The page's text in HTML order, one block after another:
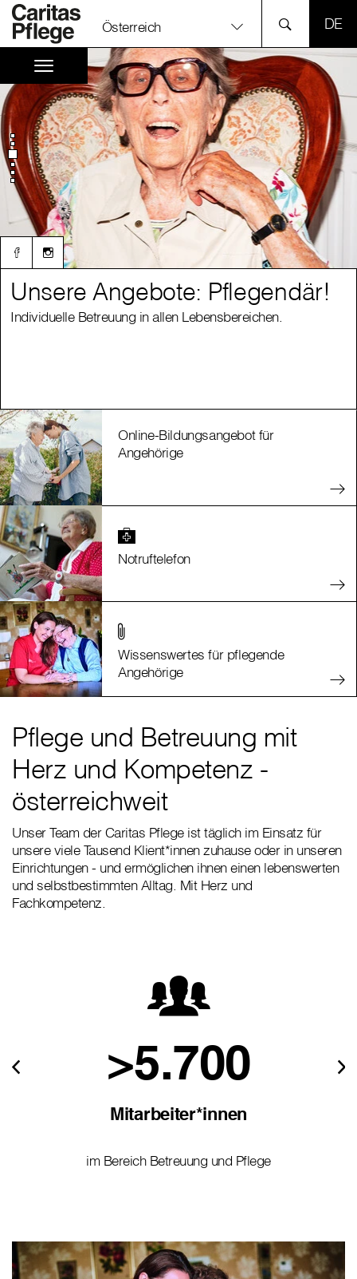
Österreich
Unsere Angebote: Pflegendär!
Individuelle Betreuung in allen Lebensbereichen.
Unsere Angebote: Pflegendär!
Individuelle Betreuung in allen Lebensbereichen.
Online-Bildungsangebot für
Angehörige
Notruftelefon
Wissenswertes für pflegende
Angehörige
Pflege und Betreuung mit
Herz und Kompetenz -
österreichweit
Unser Team der Caritas Pflege ist täglich im Einsatz für
unsere viele Tausend Klient*innen zuhause oder in unseren
Einrichtungen - und ermöglichen ihnen einen lebenswerten
und selbstbestimmten Alltag. Mit Herz und
Fachkompetenz.
>5.700
Mitarbeiter*innen
im Bereich Betreuung und Pflege